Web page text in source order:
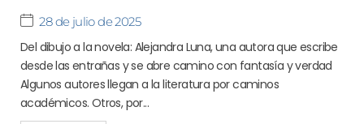
28 de julio de 2025
Del dibujo a la novela: Alejandra Luna, una autora que escribe
desde las entrañas y se abre camino con fantasía y verdad
Algunos autores llegan a la literatura por caminos
académicos. Otros, por...